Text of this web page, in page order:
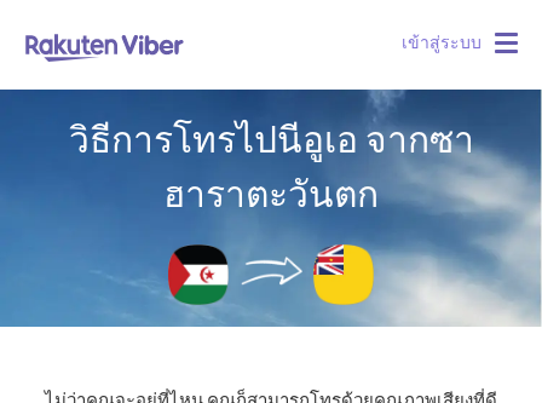
เข้าสู่ระบบ
วิธีการโทรไปนีอูเอ จากซา
ฮาราตะวันตก